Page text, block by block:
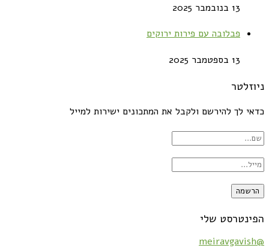
13 בנובמבר 2025
פבלובה עם פירות ירוקים
13 בספטמבר 2025
ניוזלטר
כדאי לך להירשם ולקבל את המתכונים ישירות למייל
הפינטרסט שלי
@meiravgavish